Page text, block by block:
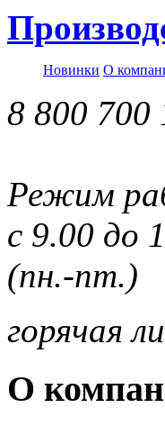
Новинки О
8 800 700
Режим
с 9.00 до
(пн.-пт.)
горячая
О